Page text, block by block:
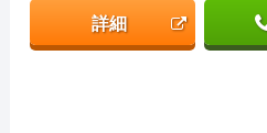
詳細